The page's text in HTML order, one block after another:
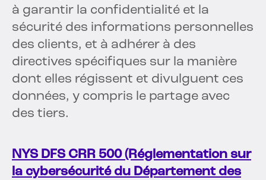
à garantir la confidentialité et la
sécurité des informations personnelles
des clients, et à adhérer à des
directives spécifiques sur la manière
dont elles régissent et divulguent ces
données, y compris le partage avec
des tiers.
NYS DFS CRR 500 (Réglementation sur
la cybersécurité du Département des